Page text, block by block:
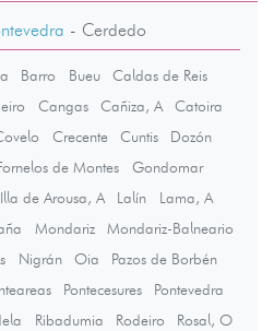
- Cerdedo
Barro Bueu
Caldas de Reis
Cangas Cañiza, A
Catoira
Crecente Cuntis
Dozón
de Montes
Gondomar
Illa de Arousa, A Lalín
Lama, A
Mondariz
Mondariz-Balneario
Nigrán Oia
Pazos de Borbén
Pontecesures
Pontevedra
Ribadumia Rodeiro
Rosal, O